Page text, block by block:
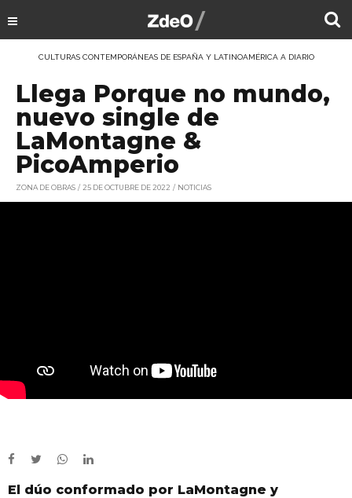
CULTURAS CONTEMPORÁNEAS DE ESPAÑA Y LATINOAMÉRICA A DIARIO
Llega Porque no mundo,
nuevo single de
LaMontagne &
PicoAmperio
ZONA DE OBRAS 25 DE OCTUBRE DE 2022 NOTICIAS
El dúo conformado por LaMontagne y